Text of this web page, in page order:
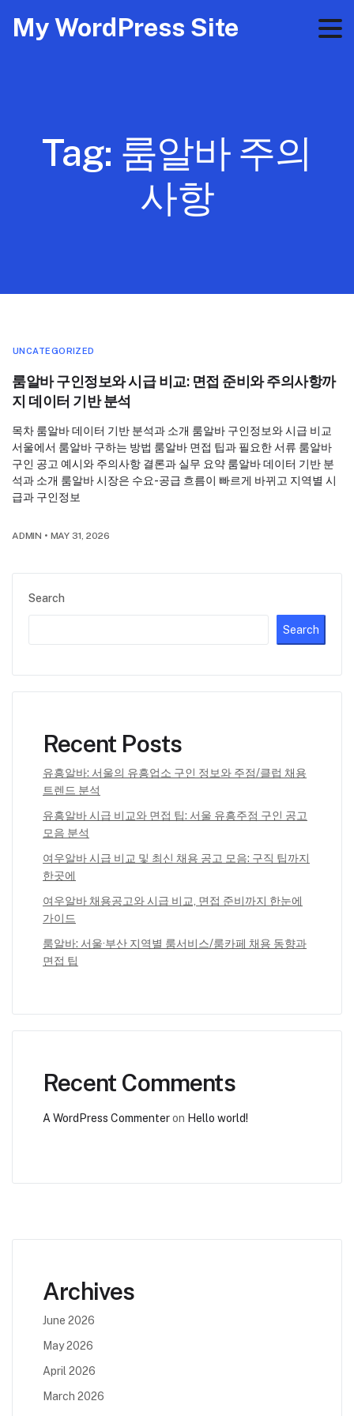
My WordPress Site
Tag: 룸알바 주의
사항
Search
Search
Recent Posts
유흥알바: 서울의 유흥업소 구인 정보와 주점/클럽 채용
트렌드 분석
유흥알바 시급 비교와 면접 팁: 서울 유흥주점 구인 공고
모음 분석
여우알바 시급 비교 및 최신 채용 공고 모음: 구직 팁까지
한곳에
여우알바 채용공고와 시급 비교, 면접 준비까지 한눈에
가이드
룸알바: 서울·부산 지역별 룸서비스/룸카페 채용 동향과
면접 팁
Recent Comments
A WordPress Commenteron Hello world!
UNCATEGORIZED
룸알바 구인정보와 시급 비교: 면접 준비와 주의사항까
지 데이터 기반 분석
목차 룸알바 데이터 기반 분석과 소개 룸알바 구인정보와 시급 비교
서울에서 룸알바 구하는 방법 룸알바 면접 팁과 필요한 서류 룸알바
구인 공고 예시와 주의사항 결론과 실무 요약 룸알바 데이터 기반 분
석과 소개 룸알바 시장은 수요-공급 흐름이 빠르게 바뀌고 지역별 시
급과 구인정보
ADMIN • MAY 31, 2026
Archives
June 2026
May 2026
April 2026
March 2026